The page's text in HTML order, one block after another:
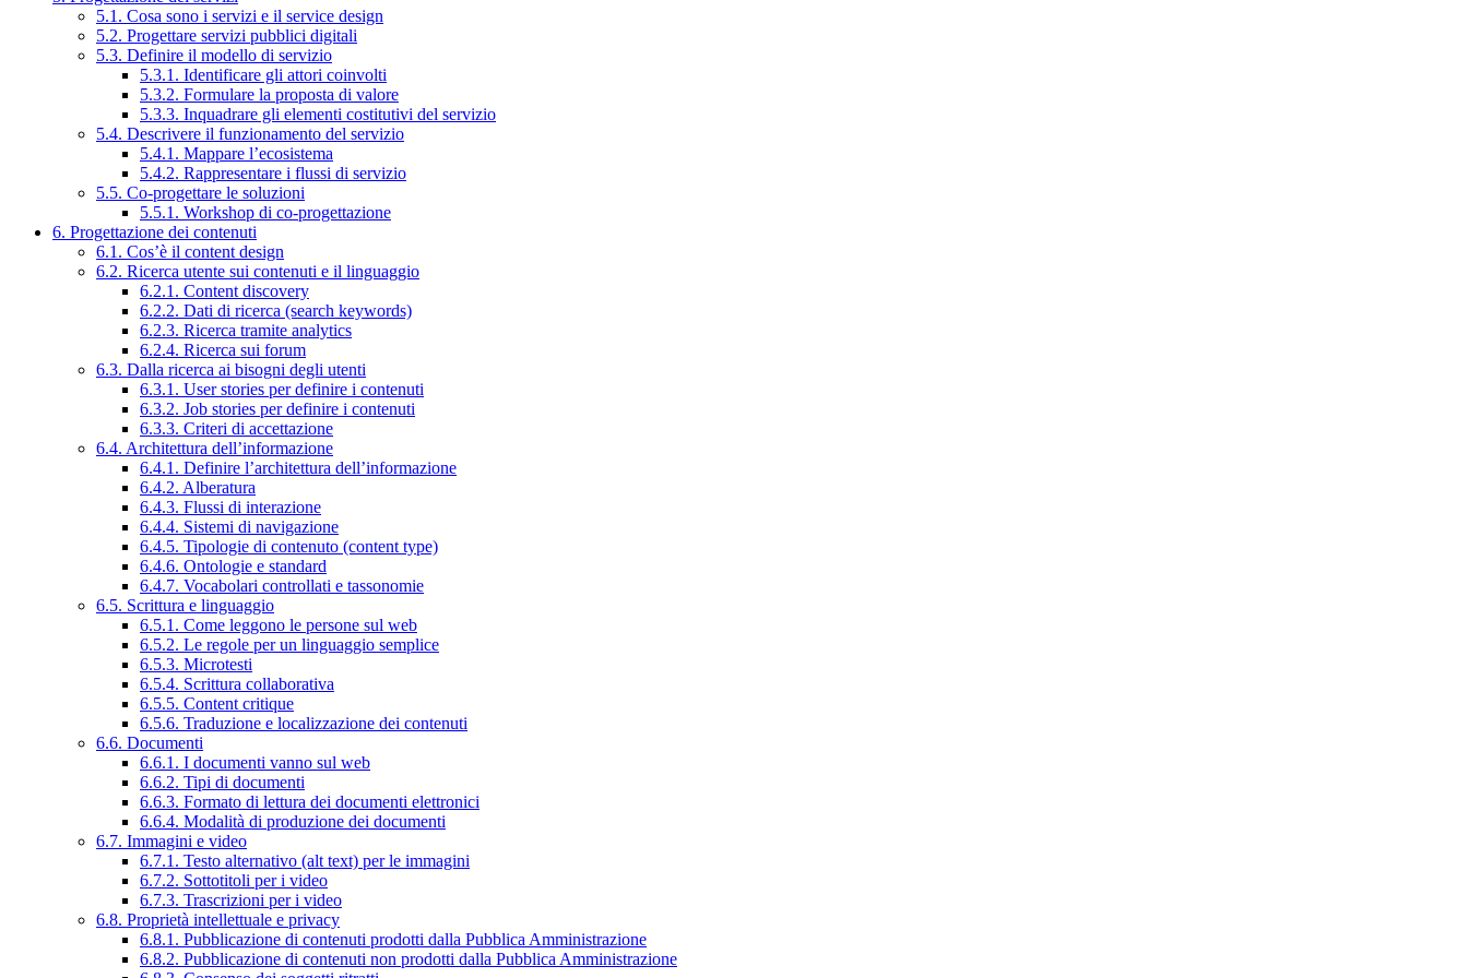
5.1. Cosa sono i servizi e il service design
5.2. Progettare servizi pubblici digitali
5.3. Definire il modello di servizio
5.3.1. Identificare gli attori coinvolti
5.3.2. Formulare la proposta di valore
5.3.3. Inquadrare gli elementi costitutivi del servizio
5.4. Descrivere il funzionamento del servizio
5.4.1. Mappare l’ecosistema
5.4.2. Rappresentare i flussi di servizio
5.5. Co-progettare le soluzioni
5.5.1. Workshop di co-progettazione
6. Progettazione dei contenuti
6.1. Cos’è il content design
6.2. Ricerca utente sui contenuti e il linguaggio
6.2.1. Content discovery
6.2.2. Dati di ricerca (search keywords)
6.2.3. Ricerca tramite analytics
6.2.4. Ricerca sui forum
6.3. Dalla ricerca ai bisogni degli utenti
6.3.1. User stories per definire i contenuti
6.3.2. Job stories per definire i contenuti
6.3.3. Criteri di accettazione
6.4. Architettura dell’informazione
6.4.1. Definire l’architettura dell’informazione
6.4.2. Alberatura
6.4.3. Flussi di interazione
6.4.4. Sistemi di navigazione
6.4.5. Tipologie di contenuto (content type)
6.4.6. Ontologie e standard
6.4.7. Vocabolari controllati e tassonomie
6.5. Scrittura e linguaggio
6.5.1. Come leggono le persone sul web
6.5.2. Le regole per un linguaggio semplice
6.5.3. Microtesti
6.5.4. Scrittura collaborativa
6.5.5. Content critique
6.5.6. Traduzione e localizzazione dei contenuti
6.6. Documenti
6.6.1. I documenti vanno sul web
6.6.2. Tipi di documenti
6.6.3. Formato di lettura dei documenti elettronici
6.6.4. Modalità di produzione dei documenti
6.7. Immagini e video
6.7.1. Testo alternativo (alt text) per le immagini
6.7.2. Sottotitoli per i video
6.7.3. Trascrizioni per i video
6.8. Proprietà intellettuale e privacy
6.8.1. Pubblicazione di contenuti prodotti dalla Pubblica Amministrazione
6.8.2. Pubblicazione di contenuti non prodotti dalla Pubblica Amministrazione